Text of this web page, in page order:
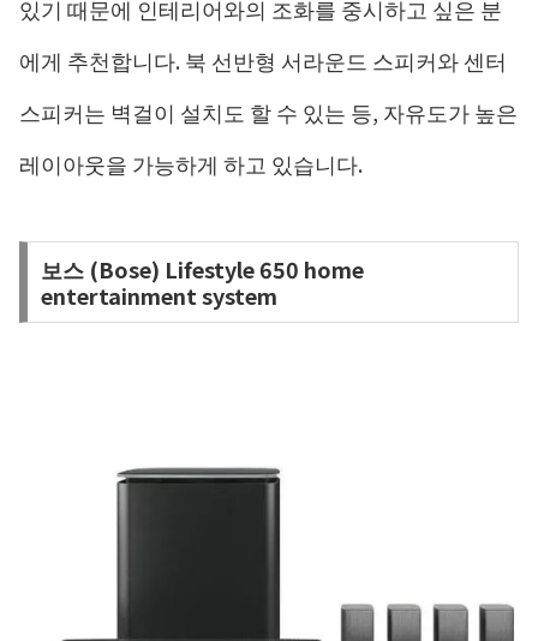
있기 때문에 인테리어와의 조화를 중시하고 싶은 분
에게 추천합니다. 북 선반형 서라운드 스피커와 센터
스피커는 벽걸이 설치도 할 수 있는 등, 자유도가 높은
레이아웃을 가능하게 하고 있습니다.
보스 (Bose) Lifestyle 650 home
entertainment system